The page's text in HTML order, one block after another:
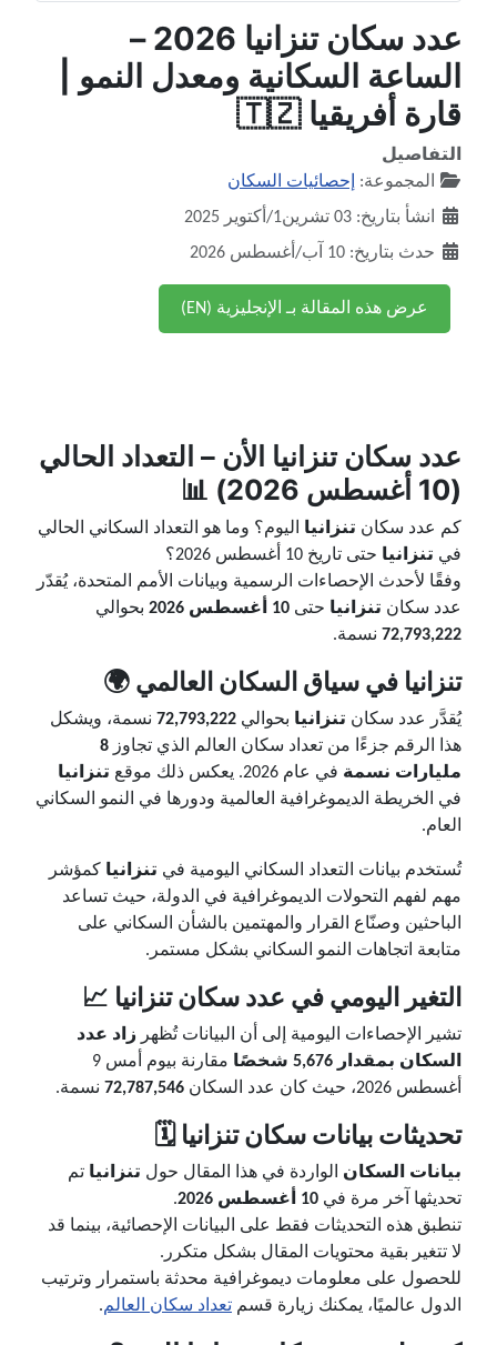
عدد سكان تنزانيا 2026 –
الساعة السكانية ومعدل النمو |
قارة أفريقيا 🇹🇿
التفاصيل
المجموعة:
إحصائيات السكان
انشأ بتاريخ: 03 تشرين1/أكتوير 2025
حدث بتاريخ: 10 آب/أغسطس 2026
عرض هذه المقالة بـ الإنجليزية (EN)
عدد سكانتنزانيا الأن – التعداد الحالي
(10 أغسطس 2026) 📊
كم عدد سكان تنزانيا اليوم؟ وما هو التعداد السكاني الحالي
في تنزانيا حتى تاريخ 10 أغسطس 2026؟
وفقًا لأحدث الإحصاءات الرسمية وبيانات الأمم المتحدة، يُقدّر
عدد سكان تنزانيا حتى 10 أغسطس 2026
بحوالي
72,793,222 نسمة.
تنزانيا في سياق السكان العالمي 🌍
يُقدَّر عدد سكان تنزانيا بحوالي 72,793,222 نسمة، ويشكل
هذا الرقم جزءًا من تعداد سكان العالم الذي تجاوز 8
مليارات نسمة في عام 2026. يعكس ذلك موقع
تنزانيا
في الخريطة الديموغرافية العالمية ودورها في النمو السكاني
العام.
تُستخدم بيانات التعداد السكاني اليومية في تنزانيا كمؤشر
مهم لفهم التحولات الديموغرافية في الدولة، حيث تساعد
الباحثين وصنّاع القرار والمهتمين بالشأن السكاني على
متابعة اتجاهات النمو السكاني بشكل مستمر.
التغير اليومي في عدد سكان تنزانيا 📈
تشير الإحصاءات اليومية إلى أن البيانات تُظهر زاد عدد
السكان بمقدار 5,676 شخصًا
مقارنة بيوم أمس 9
أغسطس 2026، حيث كان عدد السكان
72,787,546 نسمة.
تحديثات بيانات سكان تنزانيا 🗓️
بيانات السكان الواردة في هذا المقال حول تنزانيا تم
تحديثها آخر مرة في 10 أغسطس 2026
.
تنطبق هذه التحديثات فقط على البيانات الإحصائية، بينما قد
لا تتغير بقية محتويات المقال بشكل متكرر.
للحصول على معلومات ديموغرافية محدثة باستمرار وترتيب
الدول عالميًا، يمكنك زيارة قسم تعداد سكان العالم.